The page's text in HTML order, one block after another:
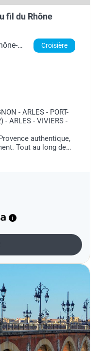
fil du Rhône
Croisière
- ARLES - PORT-
- ARLES - VIVIERS -
authentique,
Tout au long de